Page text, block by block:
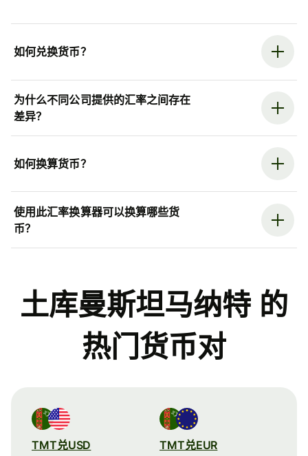
如何兑换货币？
为什么不同公司提供的汇率之间存在
差异？
如何换算货币？
使用此汇率换算器可以换算哪些货
币？
土库曼斯坦马纳特 的
热门货币对
TMT兑USD TMT兑EUR